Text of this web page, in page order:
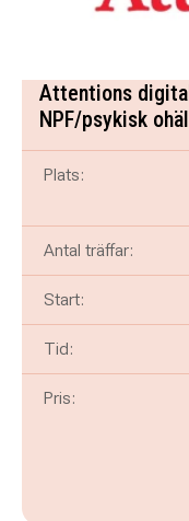
Attentions
NPF/psykisk
Plats:
Antal träffar:
Start:
Tid:
Pris: